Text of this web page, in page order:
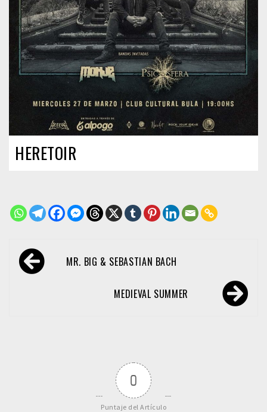
HERETOIR
Navegación
de MR. BIG & SEBASTIAN BACH
MEDIEVAL SUMMER
0
Puntaje del Artículo